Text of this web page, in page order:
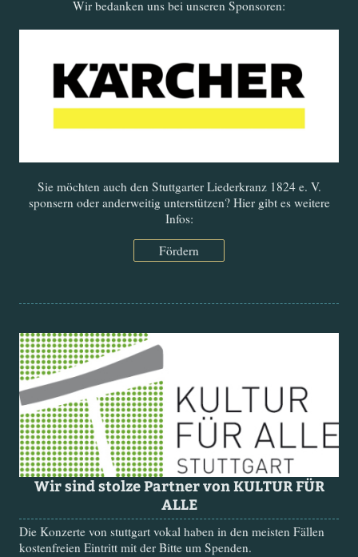
Wir bedanken uns bei unseren Sponsoren:
Sie möchten auch den Stuttgarter Liederkranz 1824 e. V.
sponsern oder anderweitig unterstützen? Hier gibt es weitere
Infos:
Fördern
Wir sind stolze Partner von KULTUR FÜR
ALLE
Die Konzerte von stuttgart vokal haben in den meisten Fällen
kostenfreien Eintritt mit der Bitte um Spenden.